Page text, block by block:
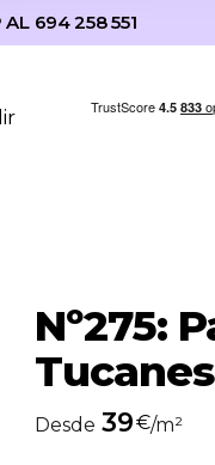
AL 694 258 551
Nº275:
Desde 39€/m²